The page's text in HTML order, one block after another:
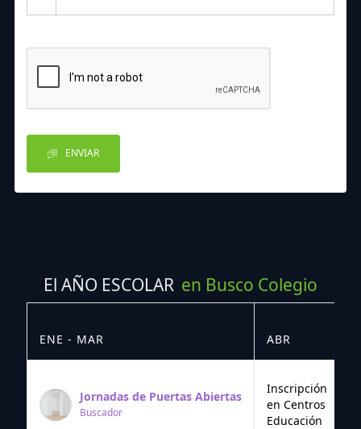
ENVIAR
El AÑO ESCOLAR en Busco Colegio
ENE - MAR ABR
Jornadas de Puertas Abiertas
Buscador
Inscripción
en Centros
Educación